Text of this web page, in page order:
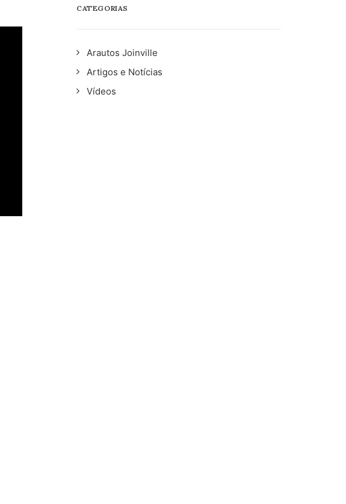
CATEGORIAS
Arautos Joinville
Artigos e Notícias
Vídeos